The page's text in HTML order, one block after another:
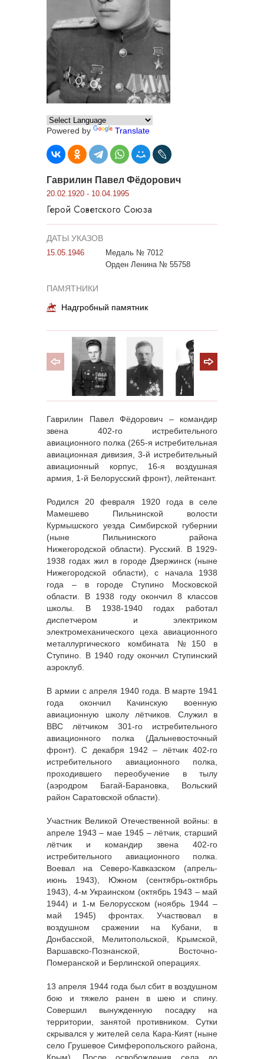
Powered by Translate
Гаврилин Павел Фёдорович
20.02.1920 - 10.04.1995
Герой Советского Союза
ДАТЫ УКАЗОВ
15.05.1946
Медаль № 7012
Орден Ленина № 55758
ПАМЯТНИКИ
Надгробный памятник
Гаврилин Павел Фёдорович – командир
звена 402-го истребительного
авиационного полка (265-я истребительная
авиационная дивизия, 3-й истребительный
авиационный корпус, 16-я воздушная
армия, 1-й Белорусский фронт), лейтенант.
Родился 20 февраля 1920 года в селе
Мамешево Пильнинской волости
Курмышского уезда Симбирской губернии
(ныне Пильнинского района
Нижегородской области). Русский. В 1929-
1938 годах жил в городе Дзержинск (ныне
Нижегородской области), с начала 1938
года – в городе Ступино Московской
области. В 1938 году окончил 8 классов
школы. В 1938-1940 годах работал
диспетчером и электриком
электромеханического цеха авиационного
металлургического комбината №150 в
Ступино. В 1940 году окончил Ступинский
аэроклуб.
В армии с апреля 1940 года. В марте 1941
года окончил Качинскую военную
авиационную школу лётчиков. Служил в
ВВС лётчиком 301-го истребительного
авиационного полка (Дальневосточный
фронт). С декабря 1942 – лётчик 402-го
истребительного авиационного полка,
проходившего переобучение в тылу
(аэродром Багай-Барановка, Вольский
район Саратовской области).
Участник Великой Отечественной войны: в
апреле 1943 – мае 1945 – лётчик, старший
лётчик и командир звена 402-го
истребительного авиационного полка.
Воевал на Северо-Кавказском (апрель-
июнь 1943), Южном (сентябрь-октябрь
1943), 4-м Украинском (октябрь 1943 – май
1944) и 1-м Белорусском (ноябрь 1944 –
май 1945) фронтах. Участвовал в
воздушном сражении на Кубани, в
Донбасской, Мелитопольской, Крымской,
Варшавско-Познанской, Восточно-
Померанской и Берлинской операциях.
13 апреля 1944 года был сбит в воздушном
бою и тяжело ранен в шею и спину.
Совершил вынужденную посадку на
территории, занятой противником. Сутки
скрывался у жителей села Кара-Кият (ныне
село Грушевое Симферопольского района,